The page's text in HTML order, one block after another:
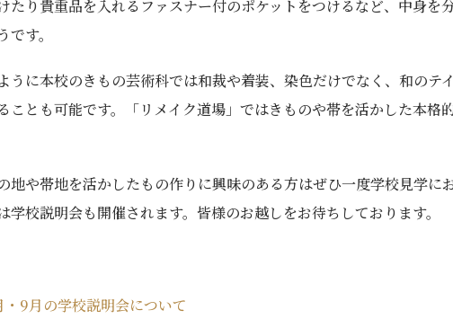
たり貴重品を入れるファスナー付のポケットをつけるなど、中身を
です。
うに本校のきもの芸術科では和裁や着装、染色だけでなく、和のテ
ことも可能です。「リメイク道場」ではきものや帯を活かした本格
地や帯地を活かしたもの作りに興味のある方はぜひ一度学校見学に
学校説明会も開催されます。皆様のお越しをお待ちしております。
・9月の学校説明会について